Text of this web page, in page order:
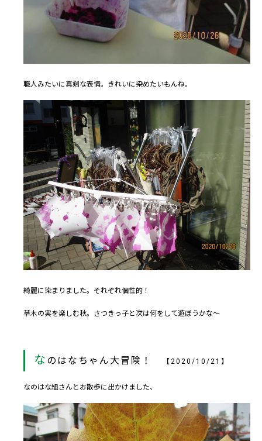
職人みたいに真剣な表情。きれいに染めたいもんね。
綺麗に染まりました。それぞれ個性的！
草木の実を楽しむ秋。さつきっ子と次は何をして遊ぼうかな～
な のはなちゃん大冒険！ 【2020/10/21】
なのはな組さんとお散歩に出かけました、